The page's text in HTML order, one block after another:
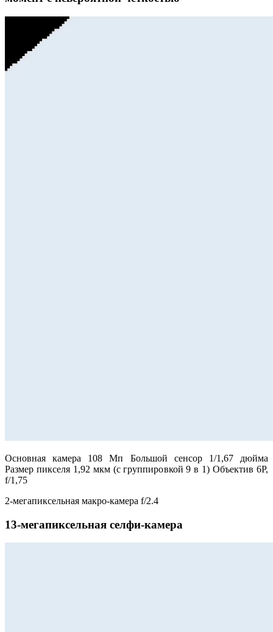
Основная камера 108 Мп Большой сенсор 1/1,67 дюйма
Размер пикселя 1,92 мкм (с группировкой 9 в 1) Объектив 6P,
f/1,75
2-мегапиксельная макро-камера f/2.4
13-мегапиксельная селфи-камера